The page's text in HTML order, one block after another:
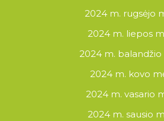
2024 m. rugsėjo
2024 m. liepos
2024 m. balandžio
2024 m. kovo
2024 m. vasario
2024 m. sausio